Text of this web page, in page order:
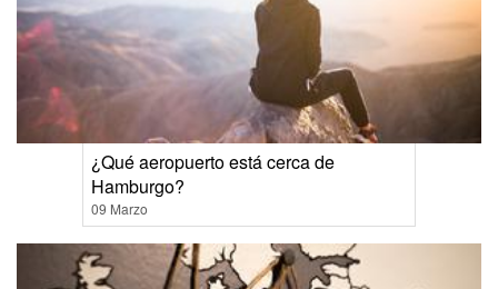
¿Qué aeropuerto está cerca de
Hamburgo?
09 Marzo